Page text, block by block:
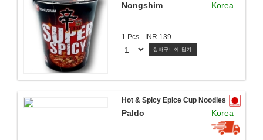
Nongshim Korea
1 Pcs - INR 139
장바구니에 담기
Hot & Spicy Epice Cup Noodles
Paldo Korea